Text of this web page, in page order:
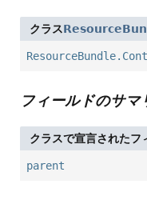
クラス
フィールドのサマ
クラスで宣言されたフ
parent